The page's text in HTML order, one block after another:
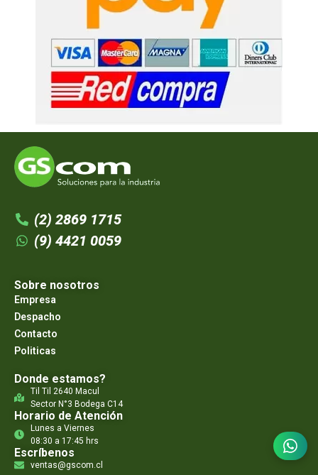
(2) 2869 1715
(9) 4421 0059
Sobre nosotros
Empresa
Despacho
Contacto
Politicas
Donde estamos?
Til Til 2640 Macul
Sector N°3 Bodega C14
Horario de Atención
Lunes a Viernes
08:30 a 17:45 hrs
Escríbenos
ventas@gscom.cl